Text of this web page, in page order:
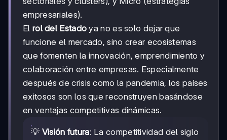
empresariales).
El rol del Estado ya no es solo dejar que
funcione el mercado, sino crear ecosistemas
que fomenten la innovación, emprendimiento y
colaboración entre empresas. Especialmente
después de crisis como la pandemia, los países
exitosos son los que reconstruyen basándose
en ventajas competitivas dinámicas.
💡 Visión futura: La competitividad del siglo